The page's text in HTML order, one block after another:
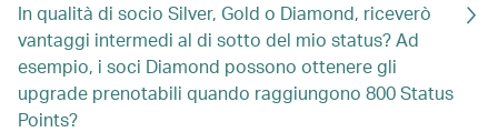
In qualità di socio Silver, Gold o Diamond, riceverò
vantaggi intermedi al di sotto del mio status? Ad
esempio, i soci Diamond possono ottenere gli
upgrade prenotabili quando raggiungono 800 Status
Points?